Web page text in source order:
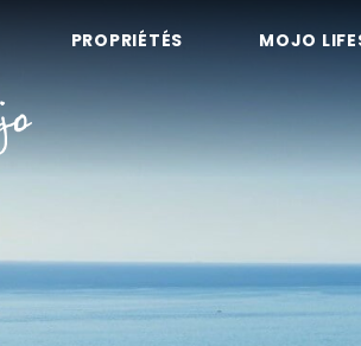
PROPRIÉTÉS MOJO